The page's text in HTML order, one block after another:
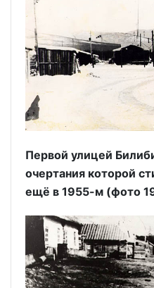
Первой улицей
очертания которой
ещё в 1955-м (фото